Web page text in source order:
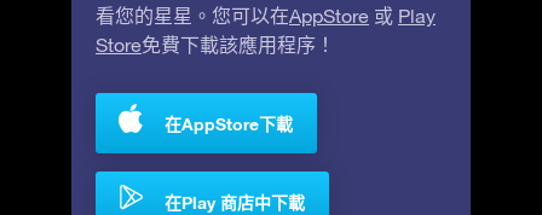
看您的星星。您可以在AppStore 或 Play
Store免費下載該應用程序！
在AppStore下載
在Play 商店中下載